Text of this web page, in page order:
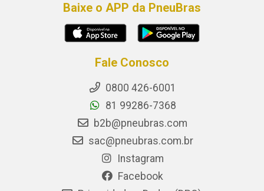
Baixe o APP da PneuBras
Fale Conosco
0800 426-6001
81 99286-7368
b2b@pneubras.com
sac@pneubras.com.br
Instagram
Facebook